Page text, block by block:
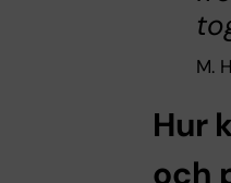
M.
Hur
och